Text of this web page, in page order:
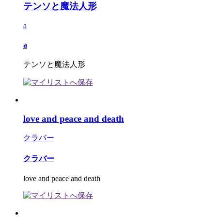
テンソと魔法人形
a
a
テンソと魔法人形
love and peace and death
クラバー
クラバー
love and peace and death